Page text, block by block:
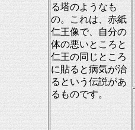
る塔のようなも
の。これは、赤紙
仁王像で、自分の
体の悪いところと
仁王の同じところ
に貼ると病気が治
るという伝説があ
るものです。